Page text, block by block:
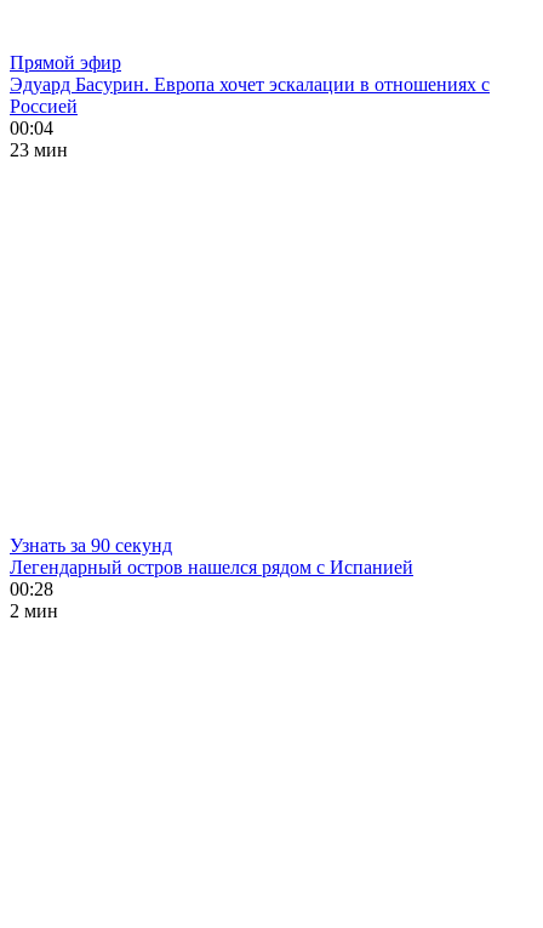
Прямой эфир
Эдуард Басурин. Европа хочет эскалации в отношениях с
Россией
00:04
23 мин
Узнать за 90 секунд
Легендарный остров нашелся рядом с Испанией
00:28
2 мин